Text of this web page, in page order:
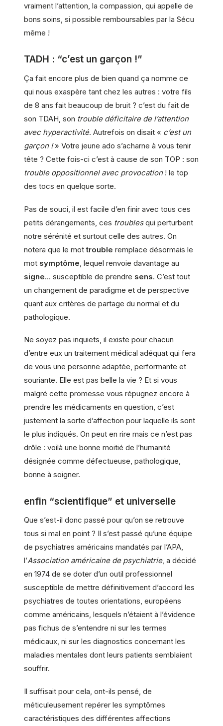
vraiment l’attention, la compassion, qui appelle de
bons soins, si possible remboursables par la Sécu
même !
TADH : “c’est un garçon !”
Ça fait encore plus de bien quand ça nomme ce
qui nous exaspère tant chez les autres : votre fils
de 8 ans fait beaucoup de bruit ? c’est du fait de
son TDAH, son trouble déficitaire de l’attention
avec hyperactivité. Autrefois on disait « c’est un
garçon !» Votre jeune ado s’acharne à vous tenir
tête ? Cette fois-ci c’est à cause de son TOP : son
trouble oppositionnel avec provocation! le top
des tocs en quelque sorte.
Pas de souci , il est facile d’en finir avec tous ces
petits dérangements, ces troublesqui perturbent
notre sérénité et surtout celle des autres. On
notera que le mottrouble remplace désormais le
mot symptôme , lequel renvoie davantage au
signe… susceptible de prendre sens. C’est tout
un changement de paradigme et de perspective
quant aux critères de partage du normal et du
pathologique.
Ne soyez pas inquiets, il existe pour chacun
d’entre eux un traitement médical adéquat qui fera
de vous une personne adaptée, performante et
souriante. Elle est pas belle la vie ? Et si vous
malgré cette promesse vous répugnez encore à
prendre les médicaments en question, c’est
justement la sorte d’affection pour laquelle ils sont
le plus indiqués. On peut en rire mais ce n’est pas
drôle : voilà une bonne moitié de l’humanité
désignée comme défectueuse, pathologique,
bonne à soigner.
enfin “scientifique” et universelle
Que s’est-il donc passé pour qu’on se retrouve
tous si mal en point ? Il s’est passé qu’une équipe
de psychiatres américains mandatés par l’APA,
l’Association américaine de psychiatrie, a décidé
en 1974 de se doter d’un outil professionnel
susceptible de mettre définitivement d’accord les
psychiatres de toutes orientations, européens
comme américains, lesquels n’étaient à l’évidence
pas fichus de s’entendre ni sur les termes
médicaux, ni sur les diagnostics concernant les
maladies mentales dont leurs patients semblaient
souffrir.
Il suffisait pour cela, ont-ils pensé, de
méticuleusement repérer les symptômes
caractéristiques des différentes affections